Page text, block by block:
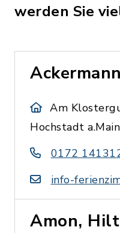
werden Sie
Am
Hochstadt a.Main
0172
info-
Amon,